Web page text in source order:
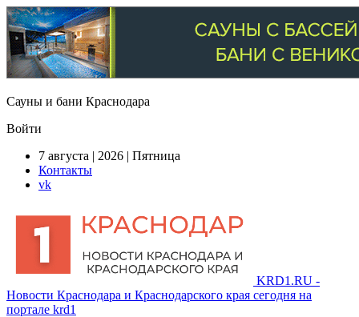
Сауны и бани Краснодара
Войти
7 августа | 2026 | Пятница
Контакты
vk
KRD1.RU -
Новости Краснодара и Краснодарского края сегодня на
портале krd1